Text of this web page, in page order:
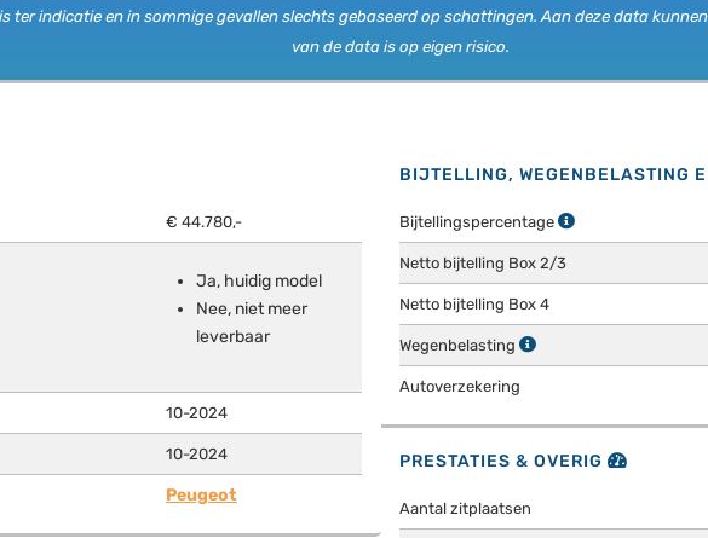
ter indicatie en in sommige gevallen slechts gebaseerd op schattingen. Aan deze data
van de data is op eigen risico.
€ 44.780,-
Ja, huidig model
Nee, niet meer
leverbaar
10-2024
10-2024
Peugeot
BIJTELLING, WEGENBELASTING
Bijtellingspercentage
Netto bijtelling Box 2/3
Netto bijtelling Box 4
Wegenbelasting
Autoverzekering
PRESTATIES & OVERIG
Aantal zitplaatsen